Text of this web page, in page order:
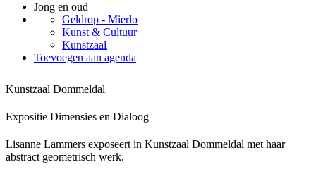
Jong en oud
Geldrop - Mierlo
Kunst & Cultuur
Kunstzaal
Toevoegen aan agenda
Kunstzaal Dommeldal
Expositie Dimensies en Dialoog
Lisanne Lammers exposeert in Kunstzaal Dommeldal met haar
abstract geometrisch werk.